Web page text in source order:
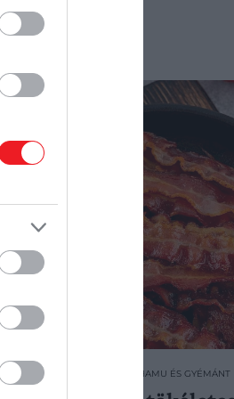
2024. OKTÓBER 7. ● HAMU ÉS GYÉMÁNT